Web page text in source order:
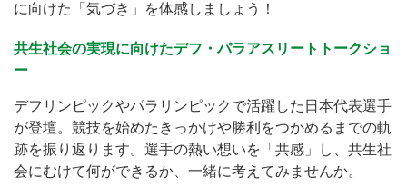
に向けた「気づき」を体感しましょう！
共生社会の実現に向けたデフ・パラアスリートトークショ
ー
デフリンピックやパラリンピックで活躍した日本代表選手
が登壇。競技を始めたきっかけや勝利をつかめるまでの軌
跡を振り返ります。選手の熱い想いを「共感」し、共生社
会にむけて何ができるか、一緒に考えてみませんか。